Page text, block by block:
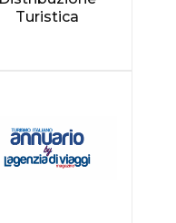
Turistica